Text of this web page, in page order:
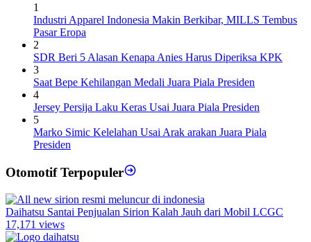
1
Industri Apparel Indonesia Makin Berkibar, MILLS Tembus
Pasar Eropa
2
SDR Beri 5 Alasan Kenapa Anies Harus Diperiksa KPK
3
Saat Bepe Kehilangan Medali Juara Piala Presiden
4
Jersey Persija Laku Keras Usai Juara Piala Presiden
5
Marko Simic Kelelahan Usai Arak arakan Juara Piala
Presiden
Otomotif Terpopuler
Daihatsu Santai Penjualan Sirion Kalah Jauh dari Mobil LCGC
17,171 views